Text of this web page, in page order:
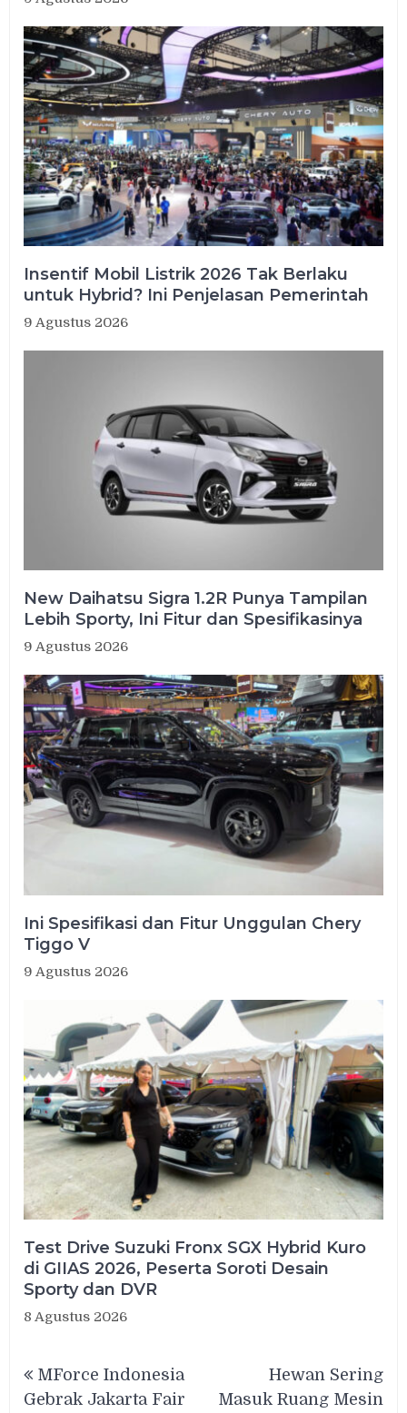
Insentif Mobil Listrik 2026 Tak Berlaku
untuk Hybrid? Ini Penjelasan Pemerintah
9 Agustus 2026
New Daihatsu Sigra 1.2R Punya Tampilan
Lebih Sporty, Ini Fitur dan Spesifikasinya
9 Agustus 2026
Ini Spesifikasi dan Fitur Unggulan Chery
Tiggo V
9 Agustus 2026
Test Drive Suzuki Fronx SGX Hybrid Kuro
di GIIAS 2026, Peserta Soroti Desain
Sporty dan DVR
8 Agustus 2026
pos
MForce Indonesia
Gebrak Jakarta Fair
Hewan Sering
Masuk Ruang Mesin